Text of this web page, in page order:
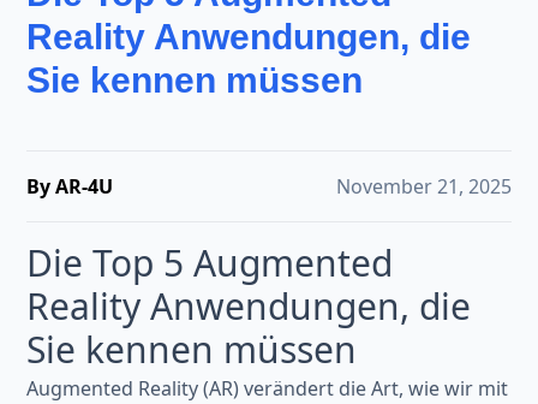
Reality Anwendungen, die
Sie kennen müssen
By AR-4U November 21, 2025
Die Top 5 Augmented
Reality Anwendungen, die
Sie kennen müssen
Augmented Reality (AR) verändert die Art, wie wir mit